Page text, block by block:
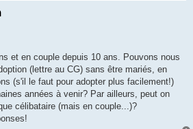
et en couple depuis 10 ans. Pouvons nous
(lettre au CG) sans être mariés, en
(s'il le faut pour adopter plus facilement!)
années à venir? Par ailleurs, peut on
célibataire (mais en couple...)?